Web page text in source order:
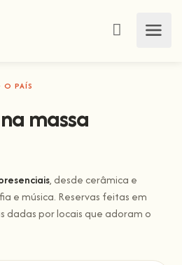
O PAÍS
massa
, desde cerâmica e
e música. Reservas feitas em
dadas por locais que adoram o